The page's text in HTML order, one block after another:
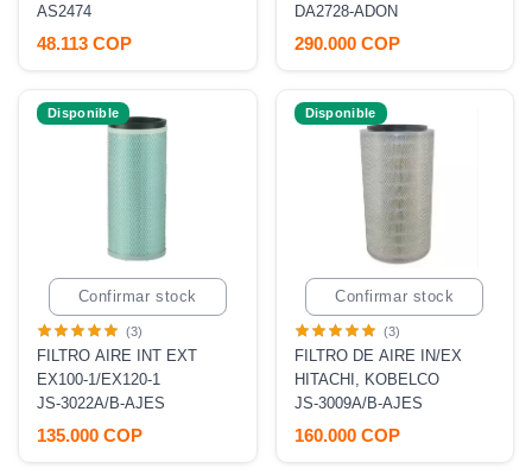
AS2474
48.113 COP
DA2728-ADON
290.000 COP
Confirmar stock
Disponible
(3)
FILTRO AIRE INT EXT
EX100-1/EX120-1
JS-3022A/B-AJES
135.000 COP
Confirmar stock
Disponible
(3)
FILTRO DE AIRE IN/EX
HITACHI, KOBELCO
JS-3009A/B-AJES
160.000 COP